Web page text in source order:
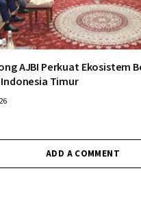
AJBI Perkuat Ekosistem
Indonesia Timur
ADD A COMMENT